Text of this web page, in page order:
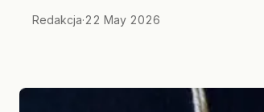
Redakcja·22 May 2026